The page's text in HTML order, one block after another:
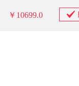
￥10699.0